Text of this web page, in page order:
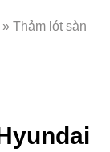
» Thảm lót sàn